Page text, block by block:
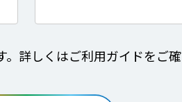
。詳しくはご利用ガイドをご